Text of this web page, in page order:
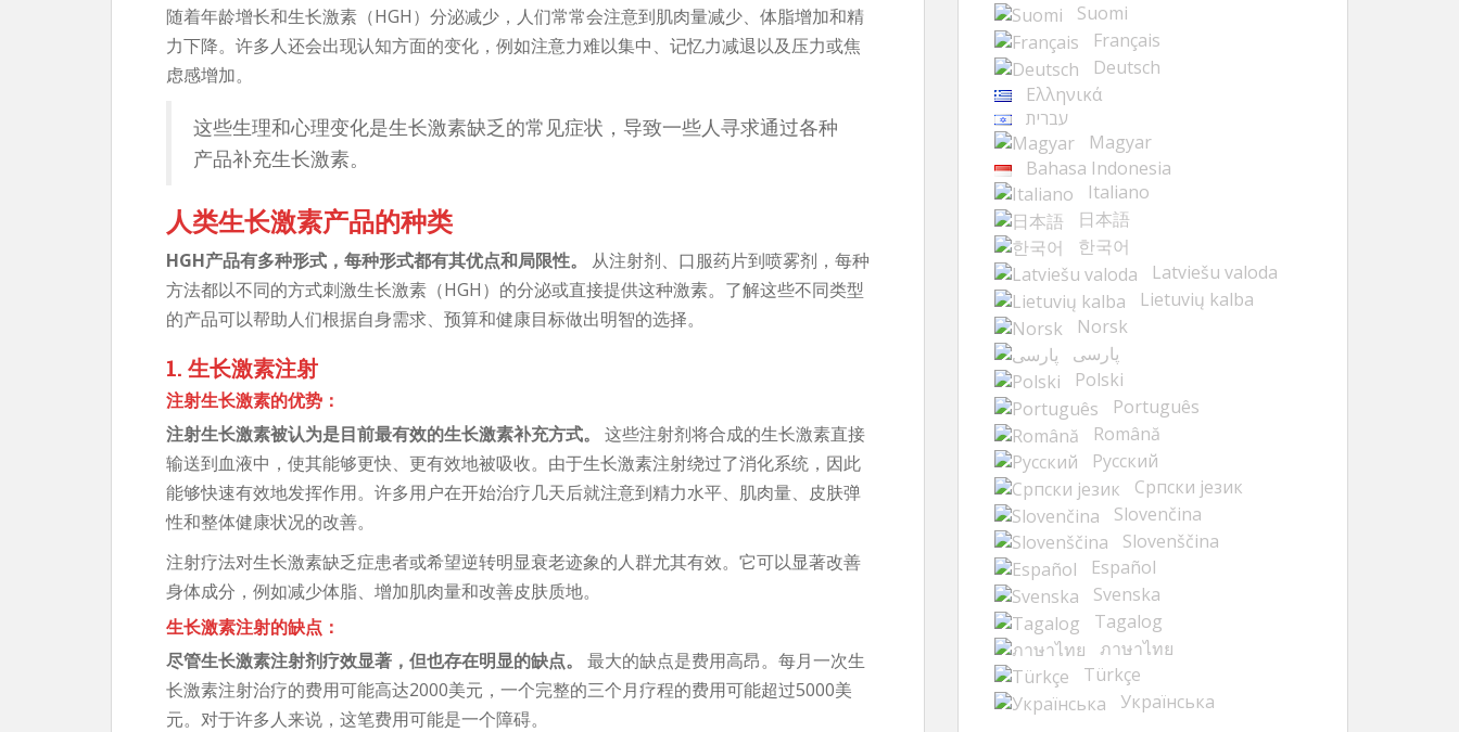
随着年龄增长和生长激素（HGH）分泌减少，人们常常会注意到肌肉量减少、体脂增加和精
力下降。许多人还会出现认知方面的变化，例如注意力难以集中、记忆力减退以及压力或焦
虑感增加。
这些生理和心理变化是生长激素缺乏的常见症状，导致一些人寻求通过各种
产品补充生长激素。
人类生长激素产品的种类
HGH产品有多种形式，每种形式都有其优点和局限性。
从注射剂、口服药片到喷雾剂，每种
方法都以不同的方式刺激生长激素（HGH）的分泌或直接提供这种激素。了解这些不同类型
的产品可以帮助人们根据自身需求、预算和健康目标做出明智的选择。
1. 生长激素注射
注射生长激素的优势：
注射生长激素被认为是目前最有效的生长激素补充方式。
这些注射剂将合成的生长激素直接
输送到血液中，使其能够更快、更有效地被吸收。由于生长激素注射绕过了消化系统，因此
能够快速有效地发挥作用。许多用户在开始治疗几天后就注意到精力水平、肌肉量、皮肤弹
性和整体健康状况的改善。
注射疗法对生长激素缺乏症患者或希望逆转明显衰老迹象的人群尤其有效。它可以显著改善
身体成分，例如减少体脂、增加肌肉量和改善皮肤质地。
生长激素注射的缺点：
尽管生长激素注射剂疗效显著，但也存在明显的缺点。
最大的缺点是费用高昂。每月一次生
长激素注射治疗的费用可能高达2000美元，一个完整的三个月疗程的费用可能超过5000美
元。对于许多人来说，这笔费用可能是一个障碍。
Suomi
Français
Deutsch
Ελληνικά
עברית
Magyar
Bahasa Indonesia
Italiano
日本語
한국어
Latviešu valoda
Lietuvių kalba
Norsk
پارسی
Polski
Português
Română
Русский
Cрпски језик
Slovenčina
Slovenščina
Español
Svenska
Tagalog
ภาษาไทย
Türkçe
Українська